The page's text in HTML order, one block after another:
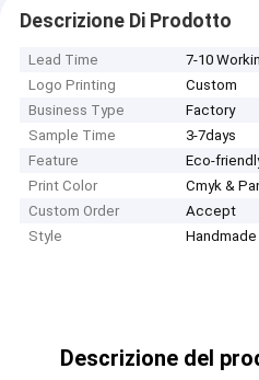
Descrizione Di Prodotto
Lead Time
7-10
Logo Printing
Custom
Business Type
Factory
Sample Time
3-7days
Feature
Eco-
Print Color
Cmyk &
Custom Order
Accept
Style
Handmade
Descrizione del